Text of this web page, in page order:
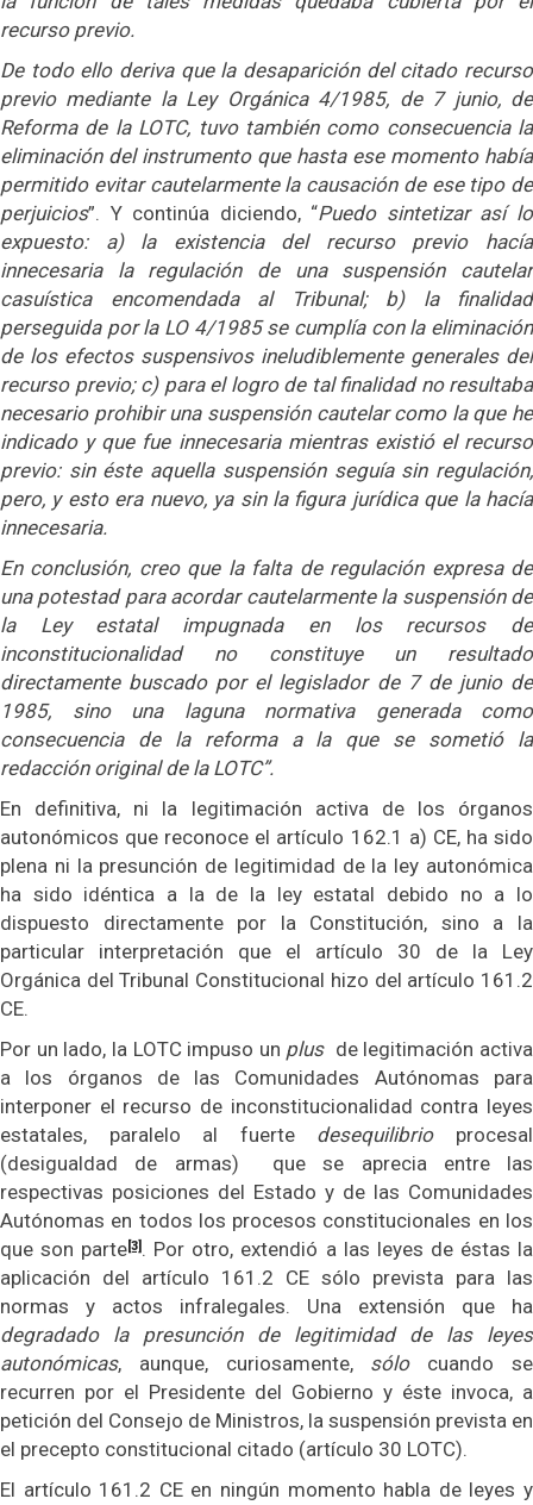
recurso previo.
De todo ello deriva que la desaparición del citado recurso
previo mediante la Ley Orgánica 4/1985, de 7 junio, de
Reforma de la LOTC, tuvo también como consecuencia la
eliminación del instrumento que hasta ese momento había
permitido evitar cautelarmente la causación de ese tipo de
perjuicios”. Y continúa diciendo, “Puedo sintetizar así lo
expuesto: a) la existencia del recurso previo hacía
innecesaria la regulación de una suspensión cautelar
casuística encomendada al Tribunal; b) la finalidad
perseguida por la LO 4/1985 se cumplía con la eliminación
de los efectos suspensivos ineludiblemente generales del
recurso previo; c) para el logro de tal finalidad no resultaba
necesario prohibir una suspensión cautelar como la que he
indicado y que fue innecesaria mientras existió el recurso
previo: sin éste aquella suspensión seguía sin regulación,
pero, y esto era nuevo, ya sin la figura jurídica que la hacía
innecesaria.
En conclusión, creo que la falta de regulación expresa de
una potestad para acordar cautelarmente la suspensión de
la Ley estatal impugnada en los recursos de
inconstitucionalidad no constituye un resultado
directamente buscado por el legislador de 7 de junio de
1985, sino una laguna normativa generada como
consecuencia de la reforma a la que se sometió la
redacción original de la LOTC”.
En definitiva, ni la legitimación activa de los órganos
autonómicos que reconoce el artículo 162.1 a) CE, ha sido
plena ni la presunción de legitimidad de la ley autonómica
ha sido idéntica a la de la ley estatal debido no a lo
dispuesto directamente por la Constitución, sino a la
particular interpretación que el artículo 30 de la Ley
Orgánica del Tribunal Constitucional hizo del artículo 161.2
CE.
Por un lado, la LOTC impuso un plus de legitimación activa
a los órganos de las Comunidades Autónomas para
interponer el recurso de inconstitucionalidad contra leyes
estatales, paralelo al fuerte desequilibrio procesal
(desigualdad de armas) que se aprecia entre las
respectivas posiciones del Estado y de las Comunidades
Autónomas en todos los procesos constitucionales en los
que son parte[3] . Por otro, extendió a las leyes de éstas la
aplicación del artículo 161.2 CE sólo prevista para las
normas y actos infralegales. Una extensión que ha
degradado la presunción de legitimidad de las leyes
autonómicas, aunque, curiosamente, sólocuando se
recurren por el Presidente del Gobierno y éste invoca, a
petición del Consejo de Ministros, la suspensión prevista en
el precepto constitucional citado (artículo 30 LOTC).
El artículo 161.2 CE en ningún momento habla de leyes y